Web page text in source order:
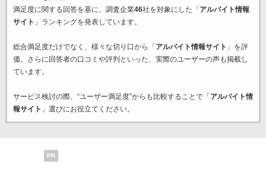
満足度に関する回答を基に、調査企業46社を対象にした「 アルバイト情報
サイト 」ランキングを発表しています。
総合満足度だけでなく、様々な切り口から「 アルバイト情報サイト 」を評
価。さらに回答者の口コミや評判といった、実際のユーザーの声も掲載し
ています。
サービス検討の際、“ユーザー満足度”からも比較することで「 アルバイト情
報サイト 」選びにお役立てください。
PR